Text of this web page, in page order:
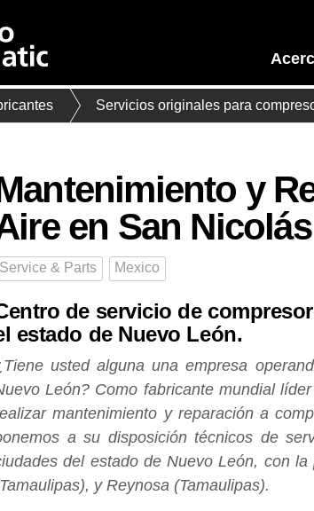
Servicios originales para
y
en San
Service & Parts Mexico
de servicio de
estado de Nuevo León.
usted alguna una empresa
León? Como fabricante mundial
mantenimiento y reparación a
a su disposición técnicos de
del estado de Nuevo León, con
y Reynosa (Tamaulipas).